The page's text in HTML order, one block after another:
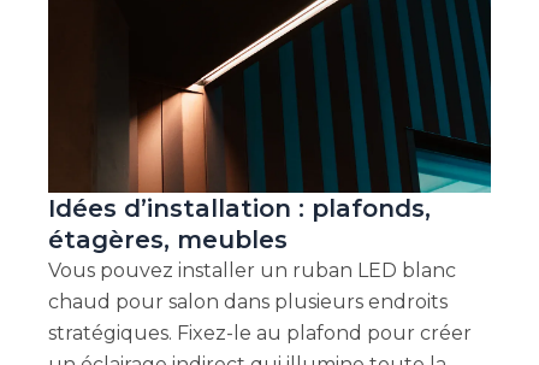
Idées d’installation : plafonds,
étagères, meubles
Vous pouvez installer un ruban LED blanc
chaud pour salon dans plusieurs endroits
stratégiques. Fixez-le au plafond pour créer